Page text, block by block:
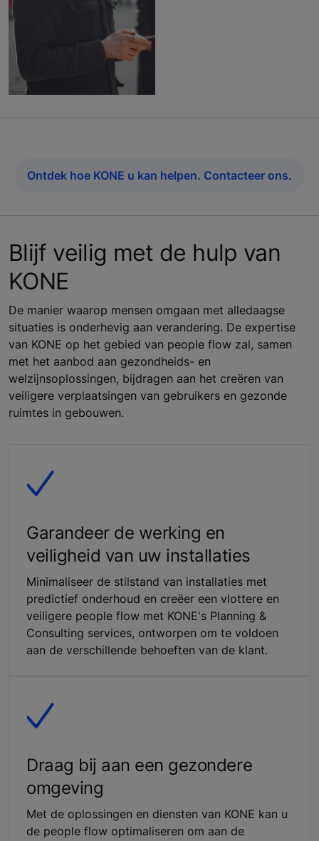
Ontdek hoe KONE u kan helpen. Contacteer ons.
Blijf veilig met de hulp van
KONE
De manier waarop mensen omgaan met alledaagse
situaties is onderhevig aan verandering. De expertise
van KONE op het gebied van people flow zal, samen
met het aanbod aan gezondheids- en
welzijnsoplossingen, bijdragen aan het creëren van
veiligere verplaatsingen van gebruikers en gezonde
ruimtes in gebouwen.
Garandeer de werking en
veiligheid van uw installaties
Minimaliseer de stilstand van installaties met
predictief onderhoud en creëer een vlottere en
veiligere people flow met KONE's Planning &
Consulting services, ontworpen om te voldoen
aan de verschillende behoeften van de klant.
Draag bij aan een gezondere
omgeving
Met de oplossingen en diensten van KONE kan u
de people flow optimaliseren om aan de